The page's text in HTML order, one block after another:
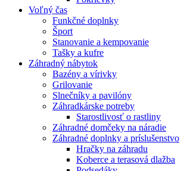
Voľný čas
Funkčné doplnky
Šport
Stanovanie a kempovanie
Tašky a kufre
Záhradný nábytok
Bazény a vírivky
Grilovanie
Slnečníky a pavilóny
Záhradkárske potreby
Starostlivosť o rastliny
Záhradné domčeky na náradie
Záhradné doplnky a príslušenstvo
Hračky na záhradu
Koberce a terasová dlažba